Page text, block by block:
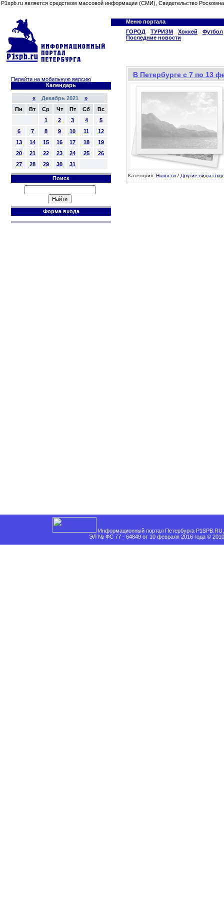
P1spb.ru является средством массовой информации (СМИ), Свидетельство
Меню портала
ГОРОД
ТУРИЗМ Хоккей
Футбол
Последние новости
Перейти на мобильную версию
Календарь
«Декабрь 2021 »
Пн
Вт Ср Чт Пт Сб
Вс
1
2 3 4
5
6
7 8 9 10 11
12
13
14 15 16 17 18
19
20
21 22 23 24 25
26
27
28 29 30 31
Поиск
Форма входа
В Петербурге с 7 по 13
Категория: Новости / Другие виды
Информационный портал Петербурга
ЭЛ № ФС 77 - 64849 от 10 февраля 2016 года ©